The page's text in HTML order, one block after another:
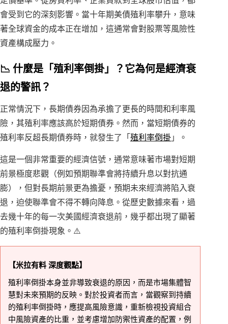
會受到它的深刻影響。當十年期美債殖利率攀升，意味
著全球資金的成本正在增加，這通常會對股票等風險性
資產構成壓力。
📉 什麼是「殖利率倒掛」？它為何是經濟衰
退的警訊？
正常情況下，長期債券因為承擔了更長的時間和利率風
險，其殖利率應該高於短期債券。然而，當短期債券的
殖利率反超長期債券時，就發生了「 殖利率倒掛 」。
這是一個非常重要的經濟信號，通常意味著市場對短期
前景極度悲觀（例如預期聯準會將持續升息以對抗通
膨），但對長期前景更為擔憂，預期未來經濟將陷入衰
退，迫使聯準會不得不轉向降息。從歷史數據來看，過
去幾十年的每一次美國經濟衰退前，幾乎都出現了顯著
的殖利率倒掛現象。⚠️
【米拉有料 深度觀點】
殖利率倒掛本身並非導致衰退的原因，而是市場集體智
慧對未來預期的反映。對於投資者而言，當觀察到持續
的殖利率倒掛時，應提高風險意識，重新檢視投資組合
中風險資產的比重，並考慮增加防禦性資產的配置，例